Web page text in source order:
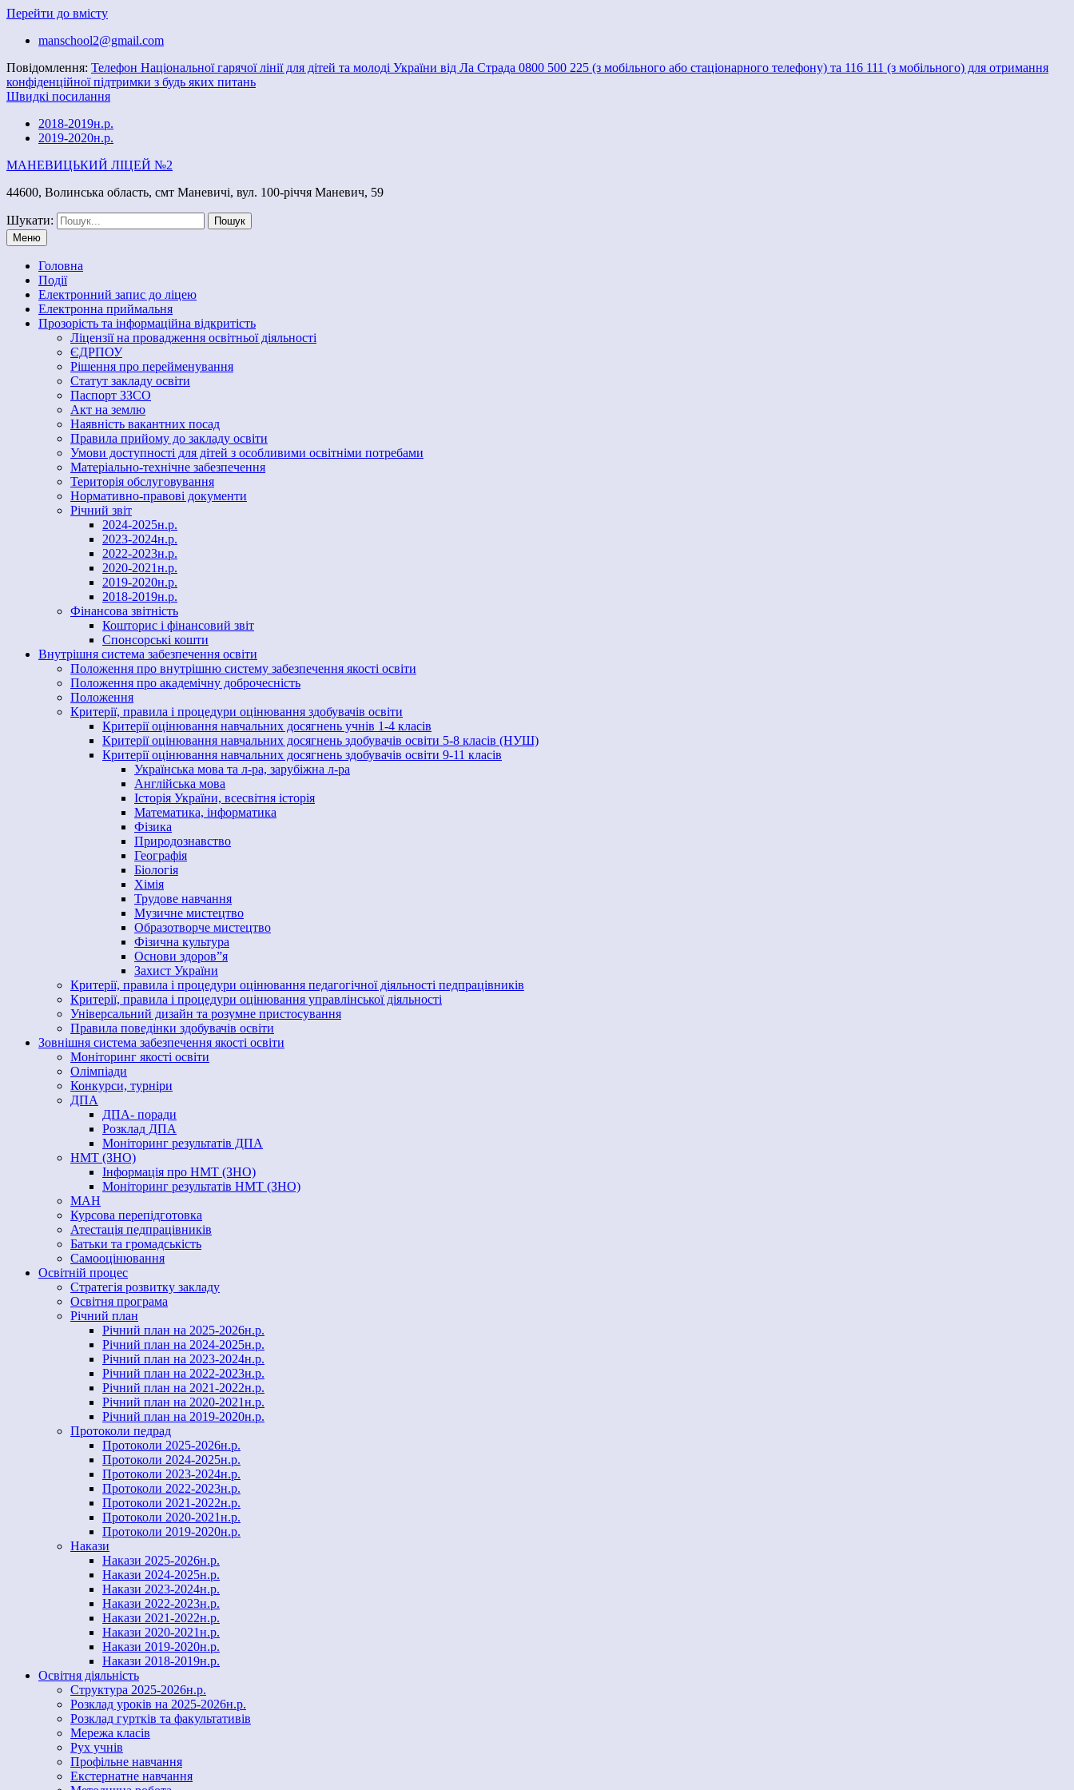
Перейти до вмісту
manschool2@gmail.com
Повідомлення: Телефон Національної гарячої лінії для дітей та молоді України від Ла Страда 0800 500 225 (з мобільного або стаціонарного телефону) та 116 111 (з мобільного) для отримання
конфіденційної підтримки з будь яких питань
Швидкі посилання
2018-2019н.р.
2019-2020н.р.
МАНЕВИЦЬКИЙ ЛІЦЕЙ №2
44600, Волинська область, смт Маневичі, вул. 100-річчя Маневич, 59
Шукати:
Меню
Головна
Події
Електронний запис до ліцею
Електронна приймальня
Прозорість та інформаційна відкритість
Ліцензії на провадження освітньої діяльності
ЄДРПОУ
Рішення про перейменування
Статут закладу освіти
Паспорт ЗЗСО
Акт на землю
Наявність вакантних посад
Правила прийому до закладу освіти
Умови доступності для дітей з особливими освітніми потребами
Матеріально-технічне забезпечення
Територія обслуговування
Нормативно-правові документи
Річний звіт
2024-2025н.р.
2023-2024н.р.
2022-2023н.р.
2020-2021н.р.
2019-2020н.р.
2018-2019н.р.
Фінансова звітність
Кошторис і фінансовий звіт
Спонсорські кошти
Внутрішня система забезпечення освіти
Положення про внутрішню систему забезпечення якості освіти
Положення про академічну доброчесність
Положення
Критерії, правила і процедури оцінювання здобувачів освіти
Критерії оцінювання навчальних досягнень учнів 1-4 класів
Критерії оцінювання навчальних досягнень здобувачів освіти 5-8 класів (НУШ)
Критерії оцінювання навчальних досягнень здобувачів освіти 9-11 класів
Українська мова та л-ра, зарубіжна л-ра
Англійська мова
Історія України, всесвітня історія
Математика, інформатика
Фізика
Природознавство
Географія
Біологія
Хімія
Трудове навчання
Музичне мистецтво
Образотворче мистецтво
Фізична культура
Основи здоров”я
Захист України
Критерії, правила і процедури оцінювання педагогічної діяльності педпрацівників
Критерії, правила і процедури оцінювання управлінської діяльності
Універсальний дизайн та розумне пристосування
Правила поведінки здобувачів освіти
Зовнішня система забезпечення якості освіти
Моніторинг якості освіти
Олімпіади
Конкурси, турніри
ДПА
ДПА- поради
Розклад ДПА
Моніторинг результатів ДПА
НМТ (ЗНО)
Інформація про НМТ (ЗНО)
Моніторинг результатів НМТ (ЗНО)
МАН
Курсова перепідготовка
Атестація педпрацівників
Батьки та громадськість
Самооцінювання
Освітній процес
Стратегія розвитку закладу
Освітня програма
Річний план
Річний план на 2025-2026н.р.
Річний план на 2024-2025н.р.
Річний план на 2023-2024н.р.
Річний план на 2022-2023н.р.
Річний план на 2021-2022н.р.
Річний план на 2020-2021н.р.
Річний план на 2019-2020н.р.
Протоколи педрад
Протоколи 2025-2026н.р.
Протоколи 2024-2025н.р.
Протоколи 2023-2024н.р.
Протоколи 2022-2023н.р.
Протоколи 2021-2022н.р.
Протоколи 2020-2021н.р.
Протоколи 2019-2020н.р.
Накази
Накази 2025-2026н.р.
Накази 2024-2025н.р.
Накази 2023-2024н.р.
Накази 2022-2023н.р.
Накази 2021-2022н.р.
Накази 2020-2021н.р.
Накази 2019-2020н.р.
Накази 2018-2019н.р.
Освітня діяльність
Структура 2025-2026н.р.
Розклад уроків на 2025-2026н.р.
Розклад гуртків та факультативів
Мережа класів
Рух учнів
Профільне навчання
Екстернатне навчання